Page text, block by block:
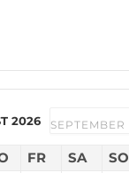
2026 SEPTEMBER
FR SA SO